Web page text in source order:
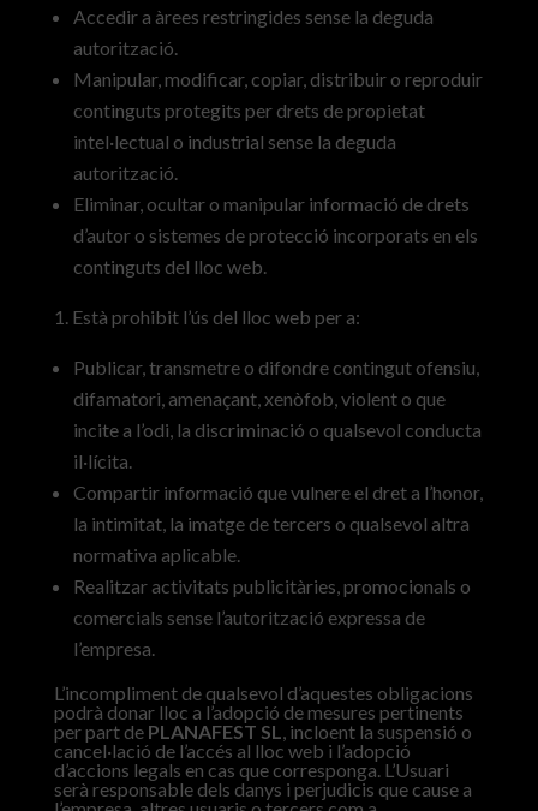
Accedir a àrees restringides sense la deguda
autorització.
Manipular, modificar, copiar, distribuir o reproduir
continguts protegits per drets de propietat
intel·lectual o industrial sense la deguda
autorització.
Eliminar, ocultar o manipular informació de drets
d’autor o sistemes de protecció incorporats en els
continguts del lloc web.
Està prohibit l’ús del lloc web per a:
Publicar, transmetre o difondre contingut ofensiu,
difamatori, amenaçant, xenòfob, violent o que
incite a l’odi, la discriminació o qualsevol conducta
il·lícita.
Compartir informació que vulnere el dret a l’honor,
la intimitat, la imatge de tercers o qualsevol altra
normativa aplicable.
Realitzar activitats publicitàries, promocionals o
comercials sense l’autorització expressa de
l’empresa.
L’incompliment de qualsevol d’aquestes obligacions
podrà donar lloc a l’adopció de mesures pertinents
per part de PLANAFEST SL, incloent la suspensió o
cancel·lació de l’accés al lloc web i l’adopció
d’accions legals en cas que corresponga. L’Usuari
serà responsable dels danys i perjudicis que cause a